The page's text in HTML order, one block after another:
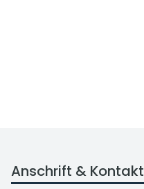
Anschrift & Kontakt